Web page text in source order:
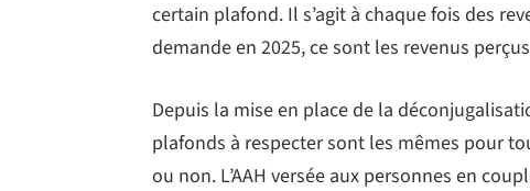
certain plafond. Il s’agit à chaque fois des
demande en 2025, ce sont les revenus
Depuis la mise en place de la
plafonds à respecter sont les mêmes pour
ou non. L’AAH versée aux personnes en